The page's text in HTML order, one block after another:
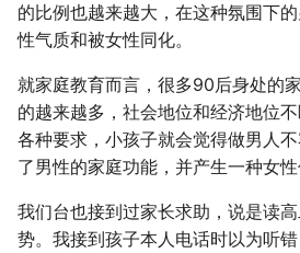
的比例也越来越大，在这种氛围下
性气质和被女性同化。
就家庭教育而言，很多90后身处的
的越来越多，社会地位和经济地位
各种要求，小孩子就会觉得做男人
了男性的家庭功能，并产生一种女性
我们台也接到过家长求助，说是读
势。我接到孩子本人电话时以为听